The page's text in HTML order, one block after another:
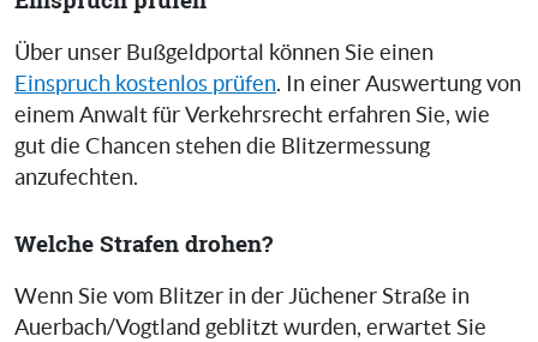
Über unser Bußgeldportal können Sie einen
Einspruch kostenlos prüfen. In einer Auswertung von
einem Anwalt für Verkehrsrecht erfahren Sie, wie
gut die Chancen stehen die Blitzermessung
anzufechten.
Welche Strafen drohen?
Wenn Sie vom Blitzer in der Jüchener Straße in
Auerbach/Vogtland geblitzt wurden, erwartet Sie